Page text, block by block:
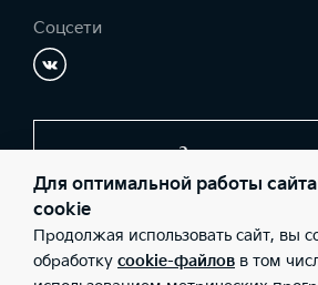
Соцсети
Заказать звонок
© 2026 Юридические лица ООО «Авто
(Фактический адрес: г. Ярославль,
Телефон: +7 (4852) 20-80-30; ИНН:
Для оптимальной работы
cookie
Продолжая использовать сайт, вы
обработку cookie-файлов в том